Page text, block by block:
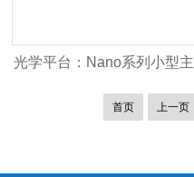
光学平台：Nano系列小型主
动草莓视频APP在线下载
首页 上一页